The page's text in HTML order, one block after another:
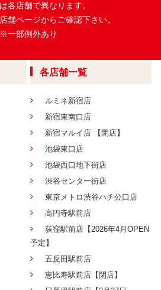
各店舗で異なります。
舗ページからご確認下さい。
※一部例外あり
各店舗一覧
ルミネ新宿店
新宿東南口店
新宿マルイ店 【閉店】
池袋東口店
池袋西口地下街店
渋谷センター街店
東京メトロ渋谷ハチ公口店
高円寺駅前店
荻窪駅前店【2026年4月OPEN
予定】
五反田駅前店
恵比寿駅前店【閉店】